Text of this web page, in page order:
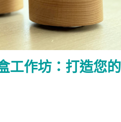
工作坊：打造您的